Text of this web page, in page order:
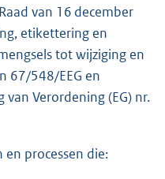
van 16 december
etikettering en
tot wijziging en
67/548/EEG en
Verordening (EG) nr.
processen die: